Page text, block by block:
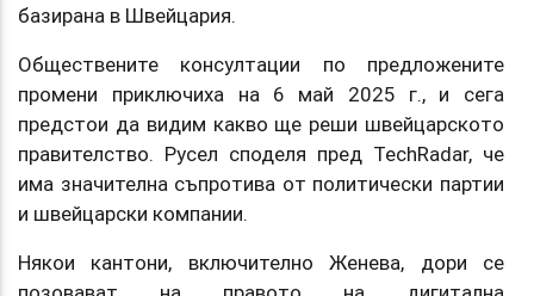
базирана в Швейцария.
Обществените консултации по предложените
промени приключиха на 6 май 2025 г., и сега
предстои да видим какво ще реши швейцарското
правителство. Русел споделя пред TechRadar, че
има значителна съпротива от политически партии
и швейцарски компании.
Някои кантони, включително Женева, дори се